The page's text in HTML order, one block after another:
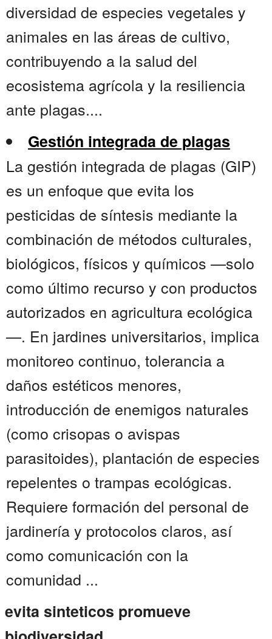
diversidad de especies vegetales y
animales en las áreas de cultivo,
contribuyendo a la salud del
ecosistema agrícola y la resiliencia
ante plagas....
Gestión integrada de plagas
La gestión integrada de plagas (GIP)
es un enfoque que evita los
pesticidas de síntesis mediante la
combinación de métodos culturales,
biológicos, físicos y químicos —solo
como último recurso y con productos
autorizados en agricultura ecológica
—. En jardines universitarios, implica
monitoreo continuo, tolerancia a
daños estéticos menores,
introducción de enemigos naturales
(como crisopas o avispas
parasitoides), plantación de especies
repelentes o trampas ecológicas.
Requiere formación del personal de
jardinería y protocolos claros, así
como comunicación con la
comunidad ...
evita sinteticos promueve